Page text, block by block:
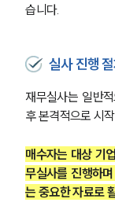
습니다.
실사 진행
재무실사는 일반
후 본격적으로 시
매수자는 대상 기
무실사를 진행하
는 중요한 자료로